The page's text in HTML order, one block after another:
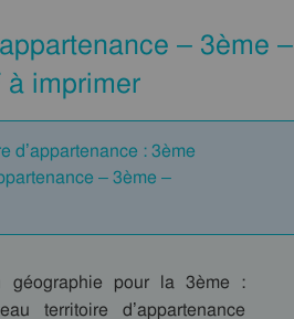
– 3ème –
imprimer
d’appartenance : 3ème
– 3ème –
géographie pour la 3ème :
territoire d’appartenance